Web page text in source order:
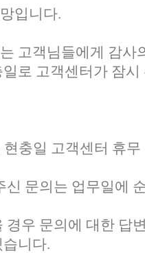
입니다.
고객님들에게 감사
로 고객센터가 잠
충일 고객센터 휴무
신 문의는 업무일에
우 문의에 대한 답
니다.